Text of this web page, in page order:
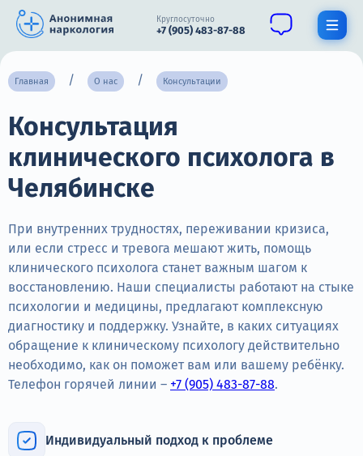
Круглосуточно
+7 (905) 483-87-88
О нас
Наркомания
Алкоголизм
Нарколог
Стационар
Цены
Терапия
Главная О нас Консультации
Консультация
клинического психолога в
Челябинске
При внутренних трудностях, переживании кризиса,
или если стресс и тревога мешают жить, помощь
клинического психолога станет важным шагом к
восстановлению. Наши специалисты работают на стыке
психологии и медицины, предлагают комплексную
диагностику и поддержку. Узнайте, в каких ситуациях
обращение к клиническому психологу действительно
необходимо, как он поможет вам или вашему ребёнку.
Телефон горячей линии – +7 (905) 483-87-88.
Индивидуальный подход к проблеме